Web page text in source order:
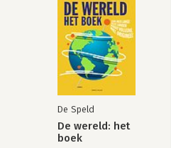
De Speld
De wereld: het
boek